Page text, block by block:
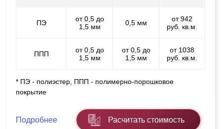
ПЭ
от 0,5 до
1,5 мм
0,5 мм
от 942
руб. кв.м.
ППП
от 0,5 до
1,5 мм
от 0,5 до
1,5 мм
от 1038
руб. кв.м.
* ПЭ - полиэстер, ППП - полимерно-порошковое
покрытие
Подробнее Расчитать стоимость